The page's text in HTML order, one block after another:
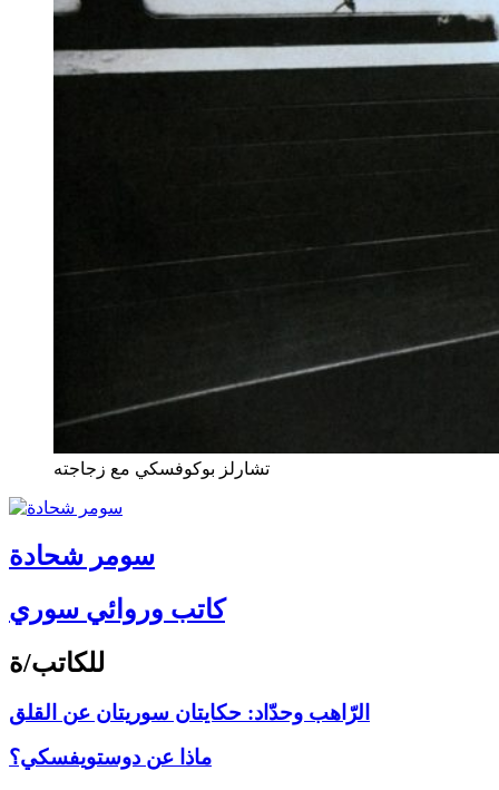
تشارلز بوكوفسكي مع زجاجته
سومر شحادة
كاتب وروائي سوري
للكاتب/ة
الرّاهب وحدّاد: حكايتان سوريتان عن القلق
ماذا عن دوستويفسكي؟